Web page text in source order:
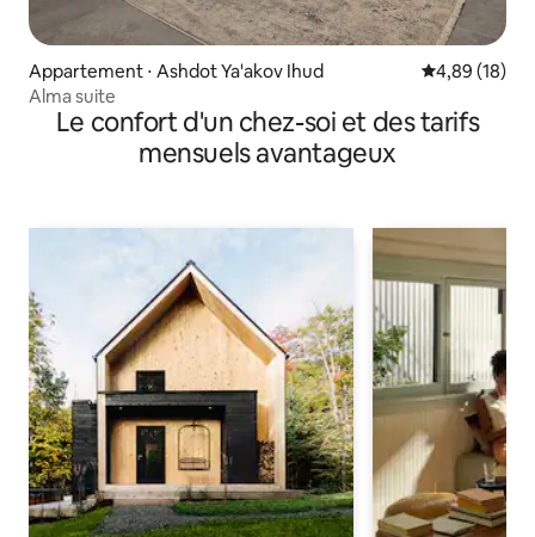
Appartement ⋅ Ashdot Ya'akov Ihud Évaluation
4,89 (18)
Alma suite
Le confort d'un chez-soi et des tarifs
mensuels avantageux